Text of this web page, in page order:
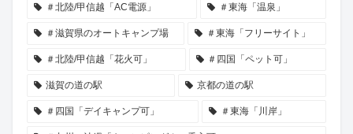
＃北陸/甲信越「AC電源」 ＃東海「温泉」
＃滋賀県のオートキャンプ場 ＃東海「フリーサイト」
＃北陸/甲信越「花火可」 ＃四国「ペット可」
滋賀の道の駅 京都の道の駅
＃四国「デイキャンプ可」 ＃東海「川岸」